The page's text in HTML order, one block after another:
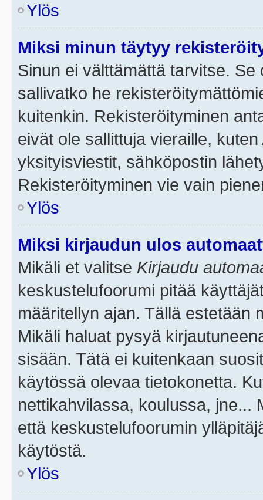
Ylös
Miksi minun täytyy
Sinun ei välttämättä tarvitse.
sallivatko he
kuitenkin. Rekisteröityminen
eivät ole sallittuja vieraille,
yksityisviestit, sähköpostin
Rekisteröityminen vie vain
Ylös
Miksi kirjaudun ulos
Mikäli et valitse Kirjaudu
keskustelufoorumi pitää
määritellyn ajan. Tällä estetään
Mikäli haluat pysyä
sisään. Tätä ei kuitenkaan
käytössä olevaa tietokonetta.
nettikahvilassa, koulussa, jne...
että keskustelufoorumin
käytöstä.
Ylös